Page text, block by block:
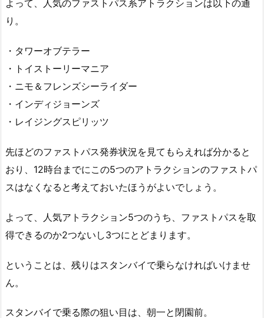
よって、人気のファストパス系アトラクションは以下の通
り。
・タワーオブテラー
・トイストーリーマニア
・ニモ＆フレンズシーライダー
・インディジョーンズ
・レイジングスピリッツ
先ほどのファストパス発券状況を見てもらえれば分かると
おり、12時台までにこの5つのアトラクションのファストパ
スはなくなると考えておいたほうがよいでしょう。
よって、人気アトラクション5つのうち、ファストパスを取
得できるのか2つないし3つにとどまります。
ということは、残りはスタンバイで乗らなければいけませ
ん。
スタンバイで乗る際の狙い目は、朝一と閉園前。